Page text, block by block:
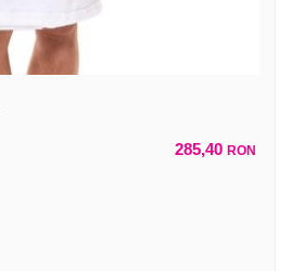
285,40 RON